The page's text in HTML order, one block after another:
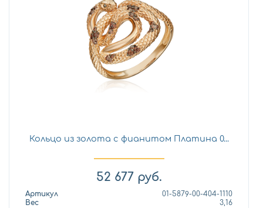
Кольцо из золота с фианитом Платина 0...
52 677 руб.
Артикул
01-5879-00-404-1110
Вес
3,16